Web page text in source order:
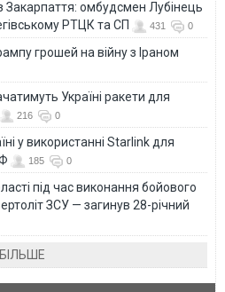
Закарпаття: омбудсмен Лубінець
РТЦК та СП
431 0
грошей на війну з Іраном
Україні ракети для
216 0
у використанні Starlink для
185 0
під час виконання бойового
ЗСУ — загинув 28-річний
БІЛЬШЕ